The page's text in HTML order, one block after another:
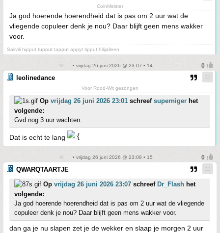
CoinMeister
Ja god hoerende hoerendheid dat is pas om 2 uur wat de
vliegende copuleer denk je nou? Daar blijft geen mens wakker
voor.
Salivili hipput tupput tapput äppyt tipput hilijalleen
• vrijdag 26 juni 2026 @ 23:07 • 14
leolinedance
Voor Rood-Wit gezongen
Op vrijdag 26 juni 2026 23:01 schreef superniger het
volgende:
Gvd nog 3 uur wachten.
Dat is echt te lang
• vrijdag 26 juni 2026 @ 23:08 • 15
QWARQTAARTJE
Op vrijdag 26 juni 2026 23:07 schreef Dr_Flash het
volgende:
Ja god hoerende hoerendheid dat is pas om 2 uur wat de vliegende
copuleer denk je nou? Daar blijft geen mens wakker voor.
dan ga je nu slapen zet je de wekker en slaap je morgen 2 uur